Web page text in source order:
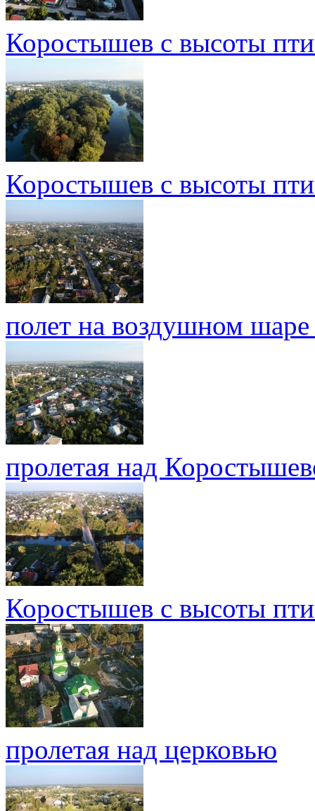
Коростышев с высоты
Коростышев с высоты
полет на воздушном
пролетая над
Коростышев с высоты
пролетая над церковью